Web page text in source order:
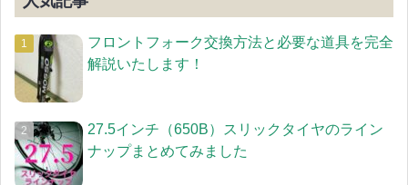
フロントフォーク交換方法と必要な道具を完全
解説いたします！
27.5インチ（650B）スリックタイヤのライン
ナップまとめてみました